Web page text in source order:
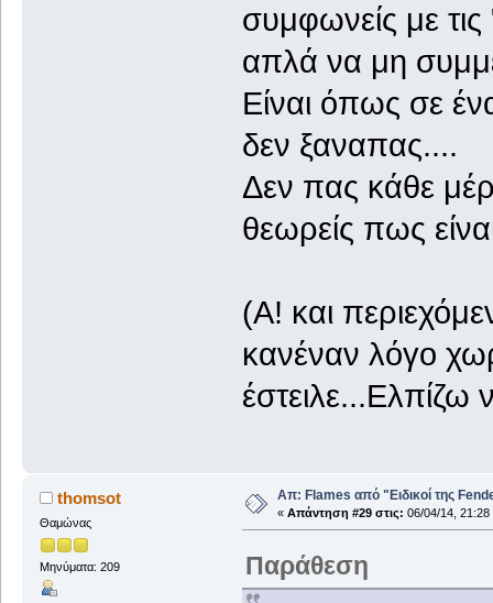
συμφωνείς με τις
απλά να μη
Είναι όπως σε
δεν ξαναπας....
Δεν πας κάθε
θεωρείς πως
(Α! και
κανέναν λόγο
έστειλε...Ελπίζω
thomsot
Θαμώνας
Μηνύματα: 209
Απ: Flames από "Ειδικοί της
« Απάντηση #29 στις: 06/04/14, 21:28
Παράθεση